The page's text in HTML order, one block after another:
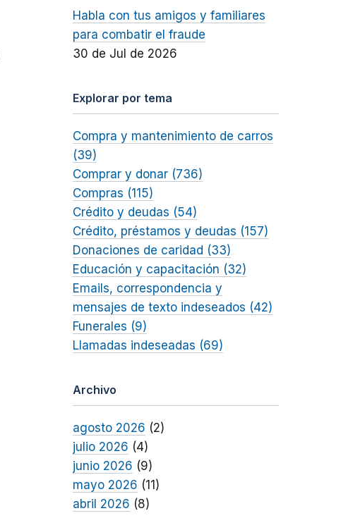
Habla con tus amigos y familiares
para combatir el fraude
30 de Jul de 2026
Explorar por tema
Compra y mantenimiento de carros
(39)
Comprar y donar (736)
Compras (115)
Crédito y deudas (54)
Crédito, préstamos y deudas (157)
Donaciones de caridad (33)
Educación y capacitación (32)
Emails, correspondencia y
mensajes de texto indeseados (42)
Funerales (9)
Llamadas indeseadas (69)
Archivo
agosto 2026 (2)
julio 2026 (4)
junio 2026 (9)
mayo 2026 (11)
abril 2026 (8)